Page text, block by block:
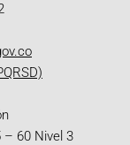
– 60 Nivel 3